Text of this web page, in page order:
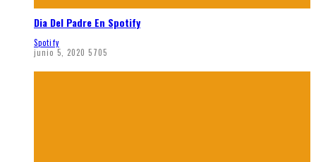
Dia Del Padre En Spotify
Spotify
junio 5, 2020 5705